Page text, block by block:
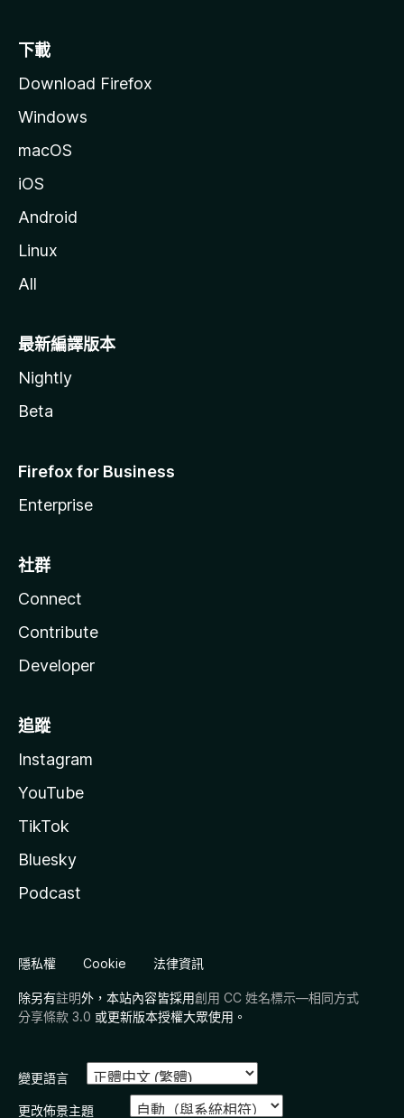
下載
Download Firefox
Windows
macOS
iOS
Android
Linux
All
最新編譯版本
Nightly
Beta
Firefox for Business
Enterprise
社群
Connect
Contribute
Developer
追蹤
Instagram
YouTube
TikTok
Bluesky
Podcast
隱私權 Cookie 法律資訊
除另有註明外，本站內容皆採用創用 CC 姓名標示—相同方式
分享條款 3.0 或更新版本授權大眾使用。
變更語言
更改佈景主題